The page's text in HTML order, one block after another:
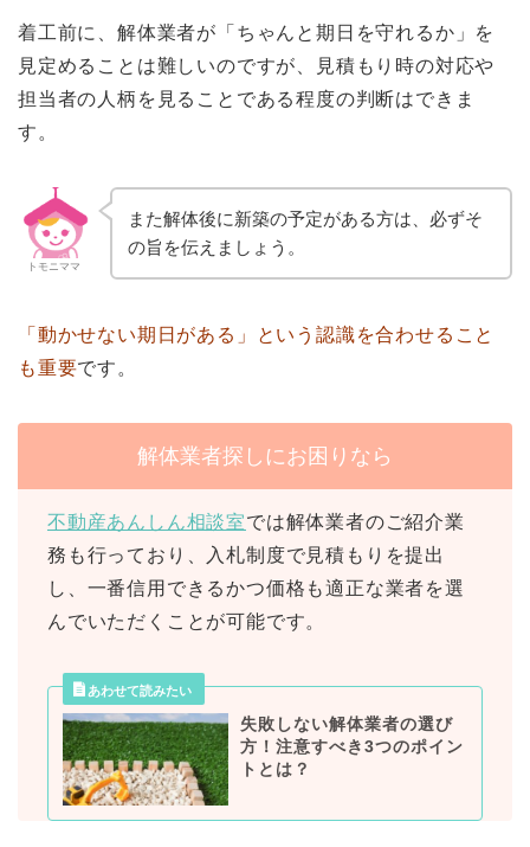
着工前に、解体業者が「ちゃんと期日を守れるか」を
見定めることは難しいのですが、見積もり時の対応や
担当者の人柄を見ることである程度の判断はできま
す。
トモニママ
また解体後に新築の予定がある方は、必ずそ
の旨を伝えましょう。
「動かせない期日がある」という認識を合わせること
も重要です。
解体業者探しにお困りなら
不動産あんしん相談室では解体業者のご紹介業
務も行っており、入札制度で見積もりを提出
し、一番信用できるかつ価格も適正な業者を選
んでいただくことが可能です。
失敗しない解体業者の選び
方！注意すべき3つのポイン
トとは？